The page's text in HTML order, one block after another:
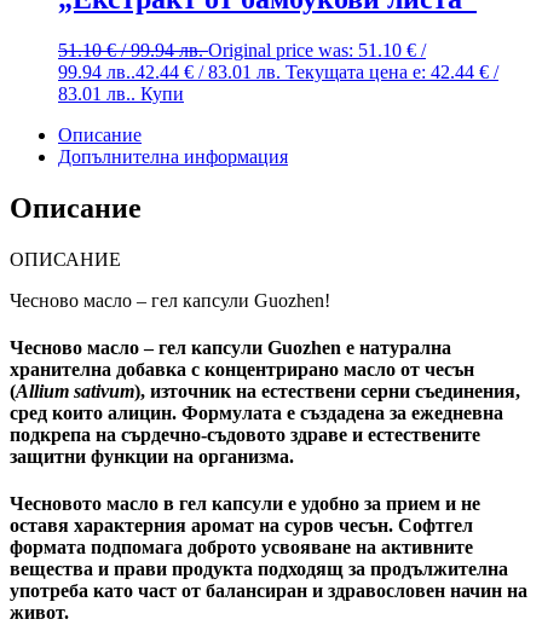
51.10€/ 99.94 лв.Original price was: 51.10 € /
99.94 лв..42.44 € / 83.01 лв. Текущата цена е: 42.44 € /
83.01 лв.. Купи
Описание
Допълнителна информация
Описание
ОПИСАНИЕ
Чесново масло – гел капсули Guozhen!
Чесново масло – гел капсули Guozhen е натурална
хранителна добавка с концентрирано масло от чесън
(Allium sativum), източник на естествени серни съединения,
сред които алицин. Формулата е създадена за ежедневна
подкрепа на сърдечно-съдовото здраве и естествените
защитни функции на организма.
Чесновото масло в гел капсули е удобно за прием и не
оставя характерния аромат на суров чесън. Софтгел
формата подпомага доброто усвояване на активните
вещества и прави продукта подходящ за продължителна
употреба като част от балансиран и здравословен начин на
живот.